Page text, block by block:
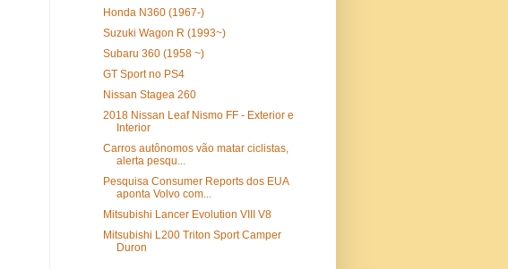
Honda N360 (1967-)
Suzuki Wagon R (1993~)
Subaru 360 (1958 ~)
GT Sport no PS4
Nissan Stagea 260
2018 Nissan Leaf Nismo FF - Exterior e
Interior
Carros autônomos vão matar ciclistas,
alerta pesqu...
Pesquisa Consumer Reports dos EUA
aponta Volvo com...
Mitsubishi Lancer Evolution VIII V8
Mitsubishi L200 Triton Sport Camper
Duron